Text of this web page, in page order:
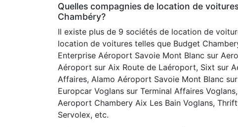
Quelles compagnies de location de
Chambéry?
Il existe plus de 9 sociétés de location de
location de voitures telles que Budget
Enterprise Aéroport Savoie Mont Blanc sur
Aéroport sur Aix Route de Laéroport, Sixt sur
Affaires, Alamo Aéroport Savoie Mont Blanc
Europcar Voglans sur Terminal Affaires
Aeroport Chambery Aix Les Bain Voglans,
Servolex, etc.